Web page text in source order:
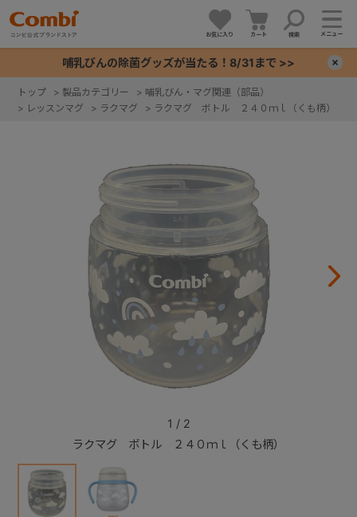
お気に入り カート 検索 メニュー
哺乳びんの除菌グッズが当たる！8/31まで >>
トップ > 製品カテゴリー > 哺乳びん・マグ関連（部品）
> レッスンマグ > ラクマグ > ラクマグ ボトル ２４０ｍｌ（くも柄）
ラクマグ ボトル ２４０ｍｌ（くも柄）
1 / 2